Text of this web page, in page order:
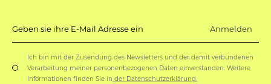
Geben sie ihre E-Mail Adresse ein Anmelden
Ich bin mit der Zusendung des Newsletters und der damit verbundenen
Verarbeitung meiner personenbezogenen Daten einverstanden. Weitere
Informationen finden Sie in der Datenschutzerklärung.